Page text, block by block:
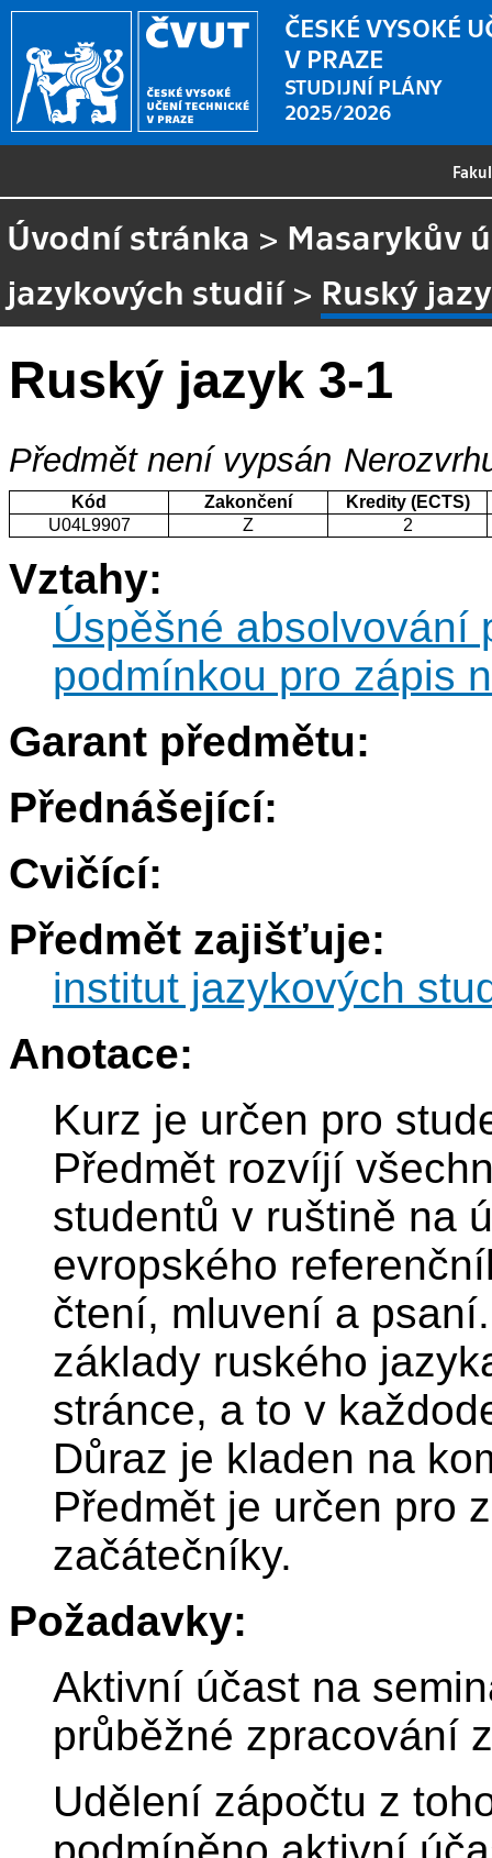
ČESKÉ VYSOKÉ
V PRAZE
STUDIJNÍ PLÁNY
2025/2026
Úvodní stránka > Masarykův
jazykových studií> Ruský
Ruský jazyk 3-1
Předmět není vypsán
Kód Zakončení
Kredity (ECTS)
U04L9907
Z 2
Vztahy:
Úspěšné absolvování
podmínkou pro zápis
Garant předmětu:
Přednášející:
Cvičící:
Předmět zajišťuje:
institut jazykových
Anotace:
Kurz je určen pro
Předmět rozvíjí
studentů v ruštině na
evropského
čtení, mluvení a
základy ruského
stránce, a to v
Důraz je kladen na
Předmět je určen pro
začátečníky.
Požadavky:
Aktivní účast na
průběžné zpracování
Udělení zápočtu z